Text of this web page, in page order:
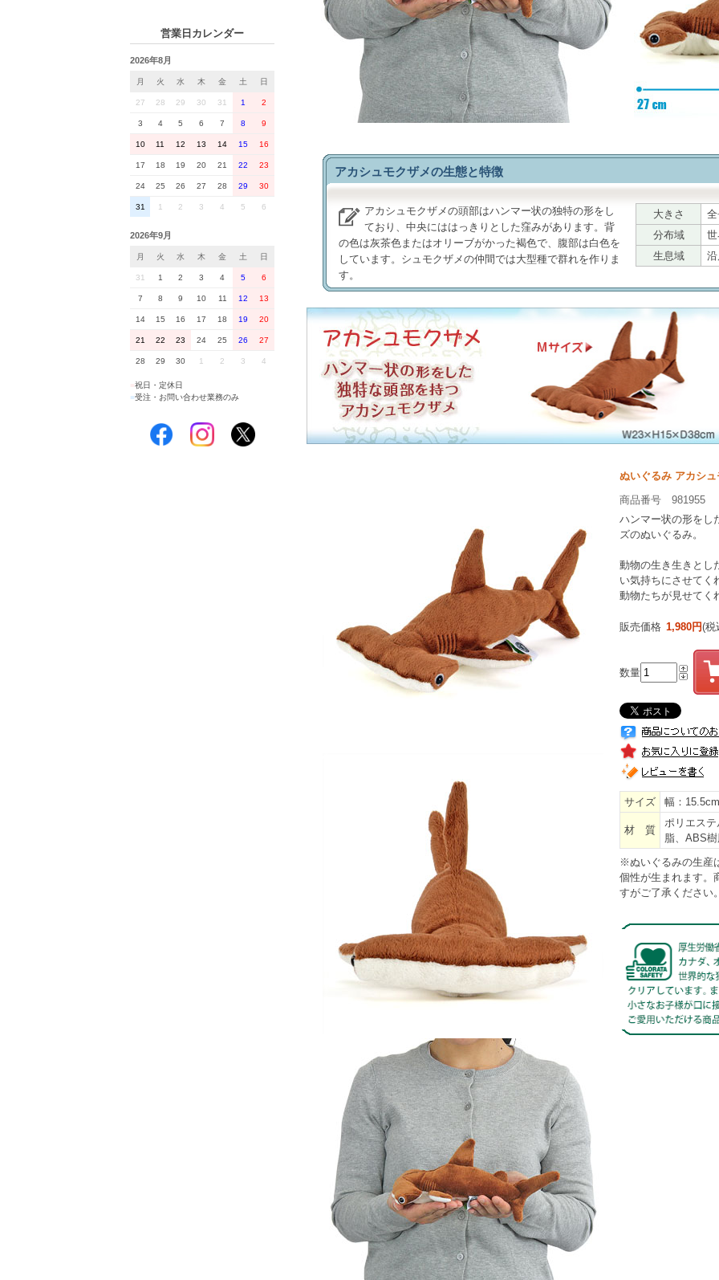
営業日カレンダー
2026年8月
月 火 水 木 金 土 日
27 28 29 30 31 1 2
3 4 5 6 7 8 9
10 11 12 13 14 15 16
17 18 19 20 21 22 23
24 25 26 27 28 29 30
31 1 2 3 4 5 6
2026年9月
月 火 水 木 金 土 日
31 1 2 3 4 5 6
7 8 9 10 11 12 13
14 15 16 17 18 19 20
21 22 23 24 25 26 27
28 29 30 1 2 3 4
祝日・定休日
■受注・お問い合わせ業務のみ
アカシュモクザメの生態と特徴
アカシュモクザメの頭部はハンマー状の独特の形をし
ており、中央にははっきりとした窪みがあります。背
の色は灰茶色またはオリーブがかった褐色で、腹部は白色を
しています。シュモクザメの仲間では大型種で群れを作りま
す。
大きさ
分布域
生息域
ぬいぐるみ アカシ
商品番号 981955
ハンマー状の形をし
ズのぬいぐるみ。
動物の生き生きとし
い気持ちにさせてく
動物たちが見せてく
販売価格 1,980円(税
数量
サイズ 幅：
材 質
ポリエス
脂、ABS
※ぬいぐるみの生産
個性が生まれます。
すがご了承ください